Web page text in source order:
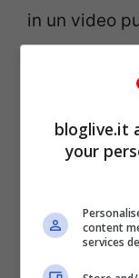
in un video
mostrando le
da alcune
suo
“Ero
allungata
cotone della
bloglive.it
your
content
services